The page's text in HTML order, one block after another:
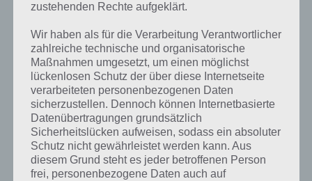
Nächster Artikel in dieser Serie
Mehr Artikel hier auf Touchportal
zustehenden Rechte aufgeklärt.
Wir haben als für die Verarbeitung Verantwortlicher
zahlreiche technische und organisatorische
Maßnahmen umgesetzt, um einen möglichst
lückenlosen Schutz der über diese Internetseite
verarbeiteten personenbezogenen Daten
sicherzustellen. Dennoch können Internetbasierte
Datenübertragungen grundsätzlich
Sicherheitslücken aufweisen, sodass ein absoluter
Schutz nicht gewährleistet werden kann. Aus
diesem Grund steht es jeder betroffenen Person
frei, personenbezogene Daten auch auf